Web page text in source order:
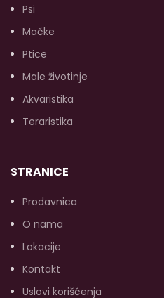
Psi
Mačke
Ptice
Male životinje
Akvaristika
Teraristika
STRANICE
Prodavnica
O nama
Lokacije
Kontakt
Uslovi korišćenja